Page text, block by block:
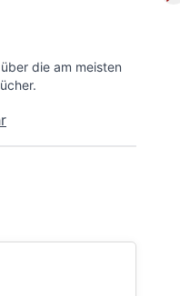
die am meisten